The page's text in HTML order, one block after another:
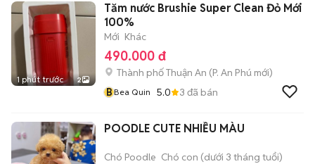
1 phút trước 2
Tăm nước Brushie Super Clean Đỏ Mới
100%
Mới Khác
490.000 đ
Thành phố Thuận An (P. An Phú mới)
BBea Quin 5.0 3 đã bán
POODLE CUTE NHIỀU MÀU
Chó Poodle Chó con (dưới 3 tháng tuổi)